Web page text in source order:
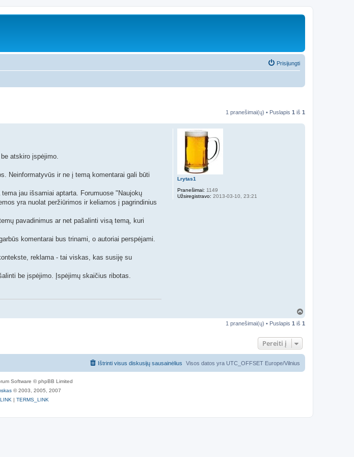
Prisijungti
1 pranešimai(ų) • Puslapis 1 iš 1
Lrytas1
Pranešimai: 1149
Užsiregistravo: 2013-03-10, 23:21
atskiro įspėjimo.
Neinformatyvūs ir ne į temą komentarai gali būti
jau išsamiai aptarta. Forumuose "Naujokų
yra nuolat peržiūrimos ir keliamos į pagrindinius
pavadinimus ar net pašalinti visą temą, kuri
komentarai bus trinami, o autoriai perspėjami.
reklama - tai viskas, kas susiję su
be įspėjimo. Įspėjimų skaičius ribotas.
i
1 pranešimai(ų) • Puslapis 1 iš 1
Pereiti į
Visos datos yra UTC_OFFSET Europe/Vilnius
Ištrinti visus diskusijų sausainėlius
Software © phpBB Limited
© 2003, 2005, 2007
| TERMS_LINK